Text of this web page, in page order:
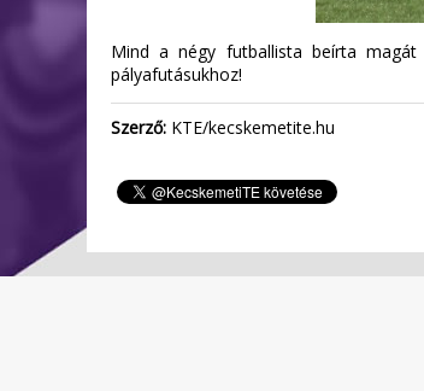
Mind a négy futballista beírta
pályafutásukhoz!
Szerző: KTE/kecskemetite.hu